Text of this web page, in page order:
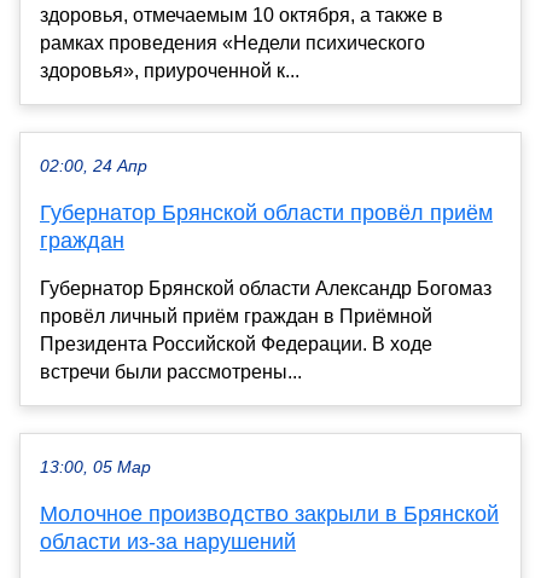
здоровья, отмечаемым 10 октября, а также в
рамках проведения «Недели психического
здоровья», приуроченной к...
02:00, 24 Апр
Губернатор Брянской области провёл приём
граждан
Губернатор Брянской области Александр Богомаз
провёл личный приём граждан в Приёмной
Президента Российской Федерации. В ходе
встречи были рассмотрены...
13:00, 05 Мар
Молочное производство закрыли в Брянской
области из-за нарушений